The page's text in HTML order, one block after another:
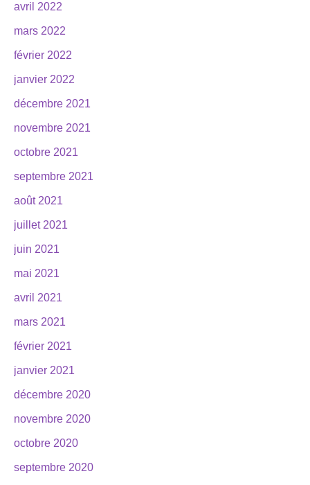
avril 2022
mars 2022
février 2022
janvier 2022
décembre 2021
novembre 2021
octobre 2021
septembre 2021
août 2021
juillet 2021
juin 2021
mai 2021
avril 2021
mars 2021
février 2021
janvier 2021
décembre 2020
novembre 2020
octobre 2020
septembre 2020